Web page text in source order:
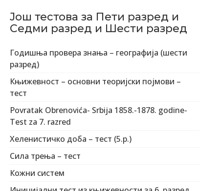
Још тестова за Пети разред и
Седми разред и Шести разред
Годишња провера знања – географија (шести
разред)
Књижевност – основни теоријски појмoви –
тест
Povratak Obrenovića- Srbija 1858.-1878. godine-
Test za 7. razred
Хеленистичко доба – тест (5.р.)
Сила трења – тест
Кожни систем